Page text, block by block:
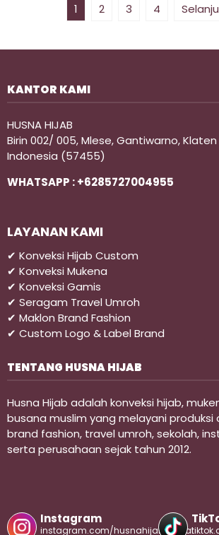
1 2 3 4
KANTOR KAMI
HUSNA HIJAB
Birin 002/ 005, Mlese, Gantiwarno,
Indonesia (57455)
WHATSAPP : +6285727004955
LAYANAN KAMI
✔ Konveksi Hijab Custom
✔ Konveksi Mukena
✔ Konveksi Gamis
✔ Seragam Travel Umroh
✔ Maklon Brand Fashion
✔ Custom Logo & Label Brand
TENTANG HUSNA HIJAB
Husna Hijab adalah konveksi hijab,
busana muslim yang melayani
brand fashion, travel umroh, sekolah,
serta perusahaan sejak tahun 2012.
Instagram
instagram.com/husnahijabofficial